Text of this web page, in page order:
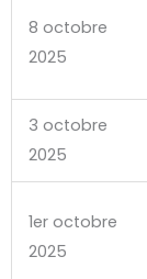
8 octobre
2025
3 octobre
2025
1er octobre
2025